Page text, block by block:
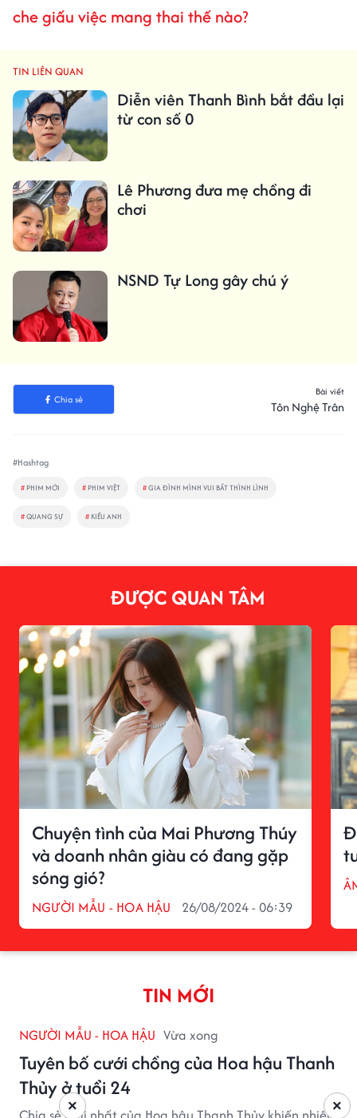
che giấu việc mang thai thế nào?
TIN LIÊN QUAN
Diễn viên Thanh Bình bắt đầu lại
từ con số 0
Lê Phương đưa mẹ chồng đi
chơi
NSND Tự Long gây chú ý
Chia sẻ
Bài viết
Tôn Nghệ Trân
#Hashtag
# PHIM MỚI # PHIM VIỆT #GIA ĐÌNH MÌNH VUI BẤT THÌNH LÌNH
#QUANG SỰ # KIỀU ANH
ĐƯỢC QUAN TÂM
Chuyện tình của Mai Phương Thúy
và doanh nhân giàu có đang gặp
sóng gió?
NGƯỜI MẪU - HOA HẬU 26/08/2024 - 06:39
TIN MỚI
NGƯỜI MẪU - HOA HẬU Vừa xong
Tuyên bố cưới chồng của Hoa hậu Thanh
Thủy ở tuổi 24
×
×